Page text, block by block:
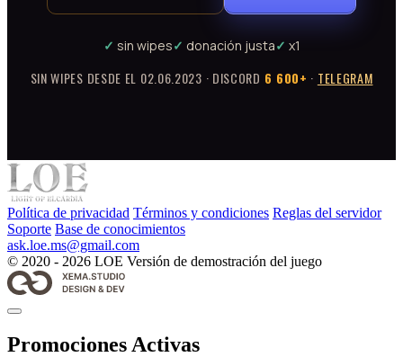
✓ sin wipes✓ donación justa✓ x1
SIN WIPES DESDE EL 02.06.2023 · DISCORD 6 600+ · TELEGRAM
Política de privacidad Términos y condiciones Reglas del servidor
Soporte Base de conocimientos
ask.loe.ms@gmail.com
© 2020 - 2026 LOE Versión de demostración del juego
Promociones Activas